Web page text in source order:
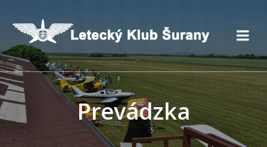
Prevádzka